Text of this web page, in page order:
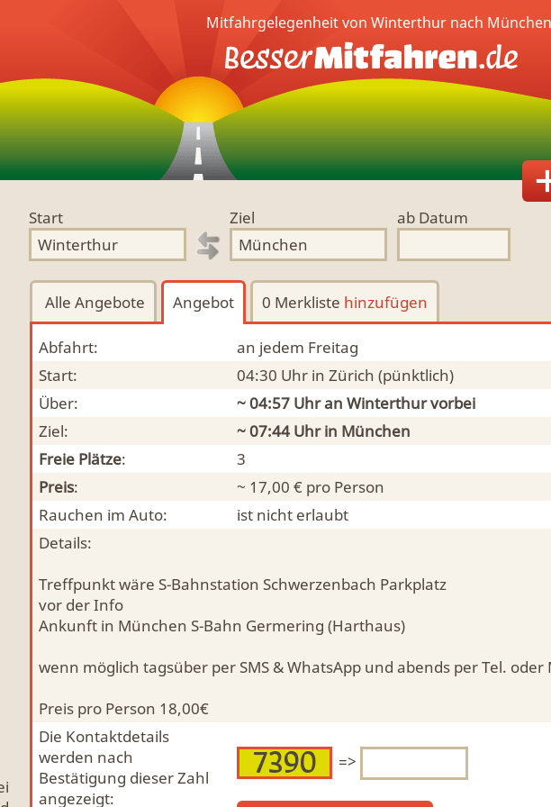
Start Ziel ab Datum
Mitfahrgelegenheit von Winterthur nach
Alle Angebote Angebot 0 Merkliste hinzufügen
Abfahrt:
an jedem Freitag
Start:
04:30 Uhr in Zürich (pünktlich)
Über:
~ 04:57 Uhr an Winterthurvorbei
Ziel:
~ 07:44 Uhr in München
Freie Plätze:
3
Preis:
~ 17,00 € pro Person
Rauchen im Auto:
ist nicht erlaubt
Details:
Treffpunkt wäre S-Bahnstation Schwerzenbach Parkplatz
vor der Info
Ankunft in München S-Bahn Germering (Harthaus)
wenn möglich tagsüber per SMS & WhatsApp und abends per Tel. oder
Preis pro Person 18,00€
Die Kontaktdetails
werden nach
Bestätigung dieser Zahl
angezeigt:
=>